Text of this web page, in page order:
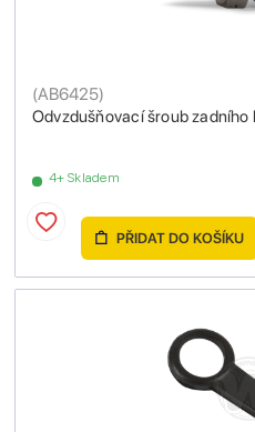
Odvzdušňovací šroub
(AB6425)
4+ Skladem
PŘIDAT DO KOŠÍKU